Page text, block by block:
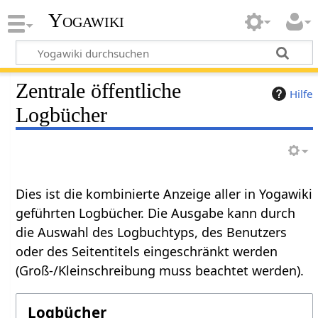
Yogawiki
Hilfe
Zentrale öffentliche
Logbücher
Dies ist die kombinierte Anzeige aller in Yogawiki
geführten Logbücher. Die Ausgabe kann durch
die Auswahl des Logbuchtyps, des Benutzers
oder des Seitentitels eingeschränkt werden
(Groß-/Kleinschreibung muss beachtet werden).
Logbücher